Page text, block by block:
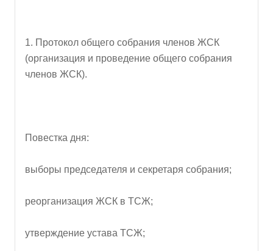
1. Протокол общего собрания членов ЖСК
(организация и проведение общего собрания
членов ЖСК).
Повестка дня:
выборы председателя и секретаря собрания;
реорганизация ЖСК в ТСЖ;
утверждение устава ТСЖ;